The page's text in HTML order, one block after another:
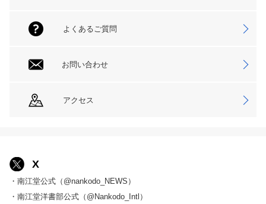
よくあるご質問
お問い合わせ
アクセス
X
・南江堂公式（@nankodo_NEWS）
・南江堂洋書部公式（@Nankodo_Intl）